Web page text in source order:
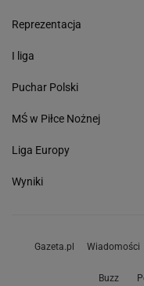
Reprezentacja
I liga
Puchar Polski
MŚ w Piłce Nożnej
Liga Europy
Wyniki
Gazeta.pl Wiadomości
Buzz